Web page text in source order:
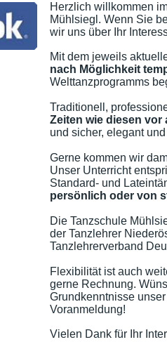
Herzlich willkommen
Mühlsiegl. Wenn Sie
wir uns über Ihr
Mit dem jeweils
nach Möglichkeit
Welttanzprogramms
Traditionell,
Zeiten wie diesen
und sicher, elegant
Gerne kommen wir
Unser Unterricht
Standard- und
persönlich oder von
Die Tanzschule
der Tanzlehrer
Tanzlehrerverband
Flexibilität ist auch
gerne Rechnung.
Grundkenntnisse
Voranmeldung!
Vielen Dank für Ihr